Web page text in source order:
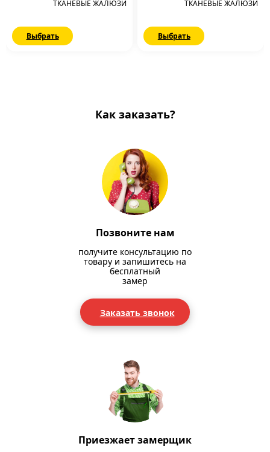
ТКАНЕВЫЕ ЖАЛЮЗИ
Выбрать
ТКАНЕВЫЕ ЖАЛЮЗИ
Выбрать
Как заказать?
Позвоните нам
получите консультацию по
товару и запишитесь на
бесплатный
замер
Заказать звонок
Приезжает замерщик